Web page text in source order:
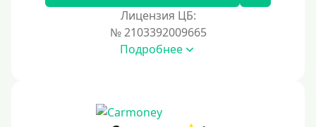
7000 руб
Лицензия ЦБ:
№ 2103392009665
Подробнее